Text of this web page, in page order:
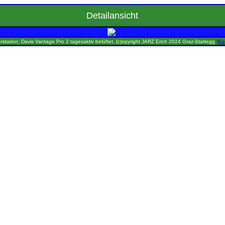
Detailansicht
Davis Vantage Pro 2 tagesaktiv belüftet, (c)opyright JARZ Erich 2024 Graz-Stattegg